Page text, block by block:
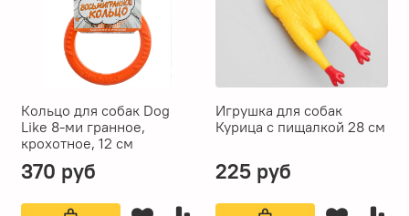
Кольцо для собак Dog
Like 8-ми гранное,
крохотное, 12 см
370 руб
Игрушка для собак
Курица с пищалкой 28 см
225 руб